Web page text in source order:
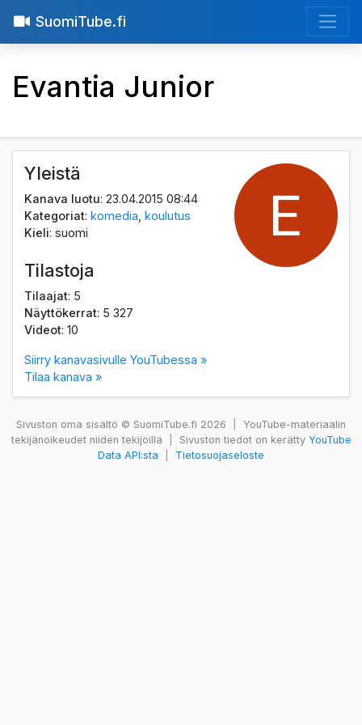
SuomiTube.fi
Evantia Junior
Yleistä
Kanava luotu: 23.04.2015 08:44
Kategoriat:komedia ,koulutus
Kieli: suomi
Tilastoja
Tilaajat: 5
Näyttökerrat: 5 327
Videot: 10
Siirry kanavasivulle YouTubessa »
Tilaa kanava »
Sivuston oma sisältö © SuomiTube.fi 2026
YouTube-materiaalin
tekijänoikeudet niiden tekijöillä
Sivuston tiedot on kerätty YouTube
Data API:sta
Tietosuojaseloste